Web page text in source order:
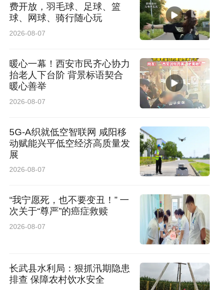
费开放，羽毛球、足球、篮
球、网球、骑行随心玩
2026-08-07
暖心一幕！西安市民齐心协力
抬老人下台阶 背景标语契合
暖心善举
2026-08-07
5G-A织就低空智联网 咸阳移
动赋能兴平低空经济高质量发
展
2026-08-07
“我宁愿死，也不要变丑！” 一
次关于“尊严”的癌症救赎
2026-08-07
长武县水利局：狠抓汛期隐患
排查 保障农村饮水安全